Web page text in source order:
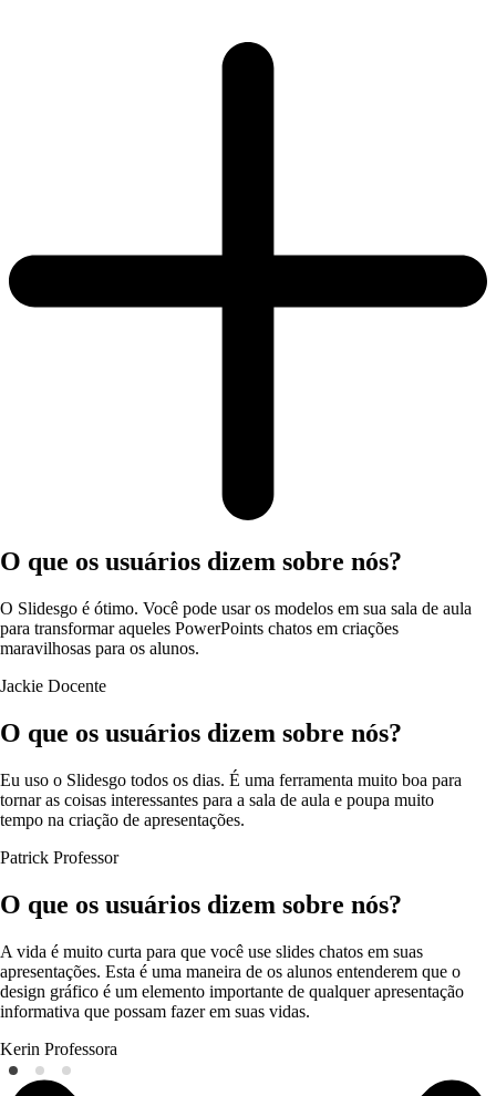
O que os usuários dizem sobre nós?
O Slidesgo é ótimo. Você pode usar os modelos em sua sala de aula
para transformar aqueles PowerPoints chatos em criações
maravilhosas para os alunos.
Jackie Docente
O que os usuários dizem sobre nós?
Eu uso o Slidesgo todos os dias. É uma ferramenta muito boa para
tornar as coisas interessantes para a sala de aula e poupa muito
tempo na criação de apresentações.
Patrick Professor
O que os usuários dizem sobre nós?
A vida é muito curta para que você use slides chatos em suas
apresentações. Esta é uma maneira de os alunos entenderem que o
design gráfico é um elemento importante de qualquer apresentação
informativa que possam fazer em suas vidas.
Kerin Professora